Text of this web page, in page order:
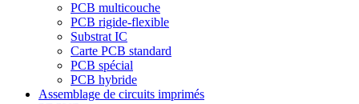
PCB multicouche
PCB rigide-flexible
Substrat IC
Carte PCB standard
PCB spécial
PCB hybride
Assemblage de circuits imprimés